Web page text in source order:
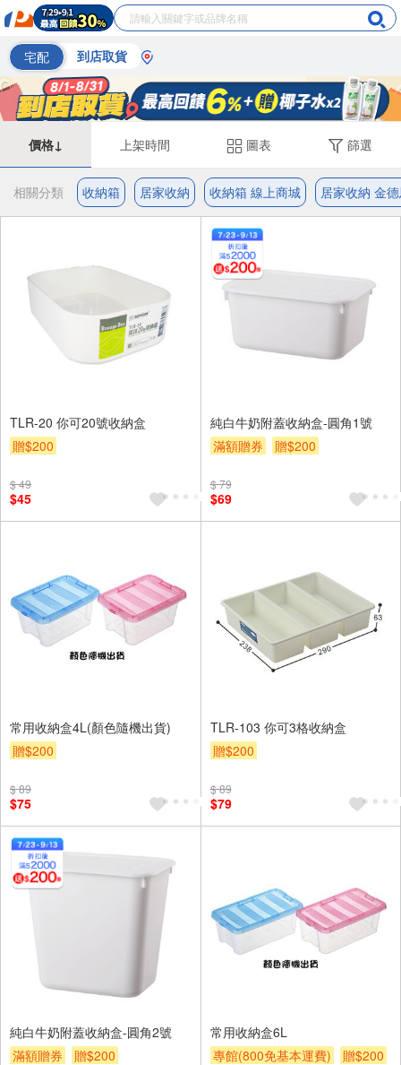
宅配 到店取貨
價格↓ 上架時間 圖表 篩選
相關分類 收納箱 居家收納 收納箱 線上商城 居家收納 金
TLR-20 你可20號收納盒
贈$200
$ 49
$45
純白牛奶附蓋收納盒-圓角1號
滿額贈券
贈$200
$ 79
$69
常用收納盒4L(顏色隨機出貨)
贈$200
$ 89
$75
TLR-103 你可3格收納盒
贈$200
$ 89
$79
純白牛奶附蓋收納盒-圓角2號
滿額贈券
贈$200
常用收納盒6L
專館(800免基本運費)
贈$200